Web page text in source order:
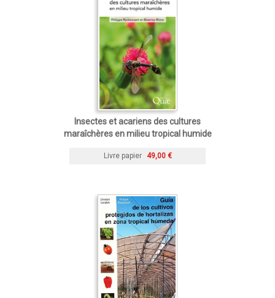
Insectes et acariens des cultures
maraîchères en milieu tropical humide
Livre papier 49,00 €